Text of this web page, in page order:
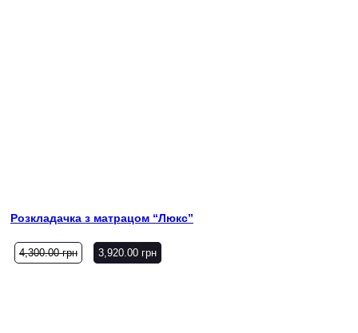
Розкладачка з матрацом “Люкс”
4,300.00грн 3,920.00 грн